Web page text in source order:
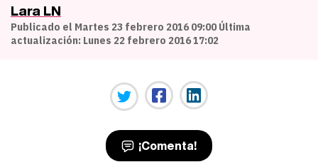
Lara LN
Publicado el Martes 23 febrero 2016 09:00 Última
actualización: Lunes 22 febrero 2016 17:02
¡Comenta!